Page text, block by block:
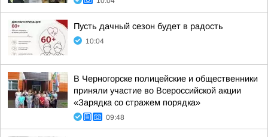
Пусть дачный сезон будет в радость
10:04
В Черногорске полицейские и общественники
приняли участие во Всероссийской акции
«Зарядка со стражем порядка»
09:48